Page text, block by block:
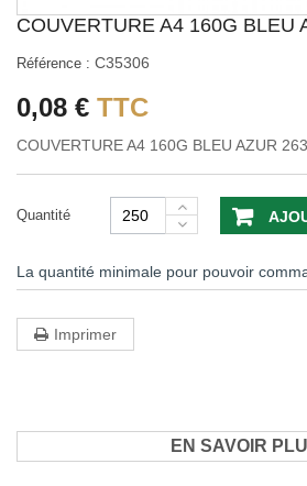
COUVERTURE A4 160G BLEU
Référence : C35306
0,08 € TTC
COUVERTURE A4 160G BLEU AZUR
Quantité
La quantité minimale pour pouvoir
Imprimer
EN SAVOIR